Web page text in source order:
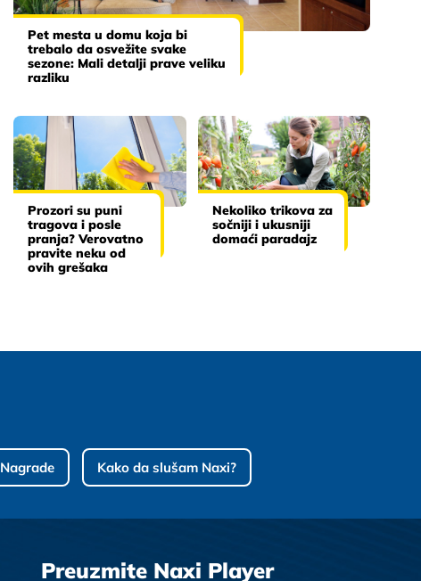
Pet mesta u domu koja bi
trebalo da osvežite svake
sezone: Mali detalji prave veliku
razliku
Prozori su puni
tragova i posle
pranja? Verovatno
pravite neku od
ovih grešaka
Nekoliko trikova za
sočniji i ukusniji
domaći paradajz
Nagrade Kako da slušam Naxi?
Preuzmite Naxi Player